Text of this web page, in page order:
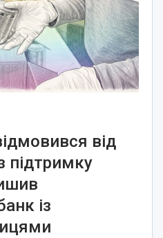
від
підтримку
із